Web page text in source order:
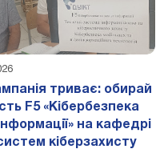
триває: обирай
F5 «Кібербезпека
на кафедрі
кіберзахисту